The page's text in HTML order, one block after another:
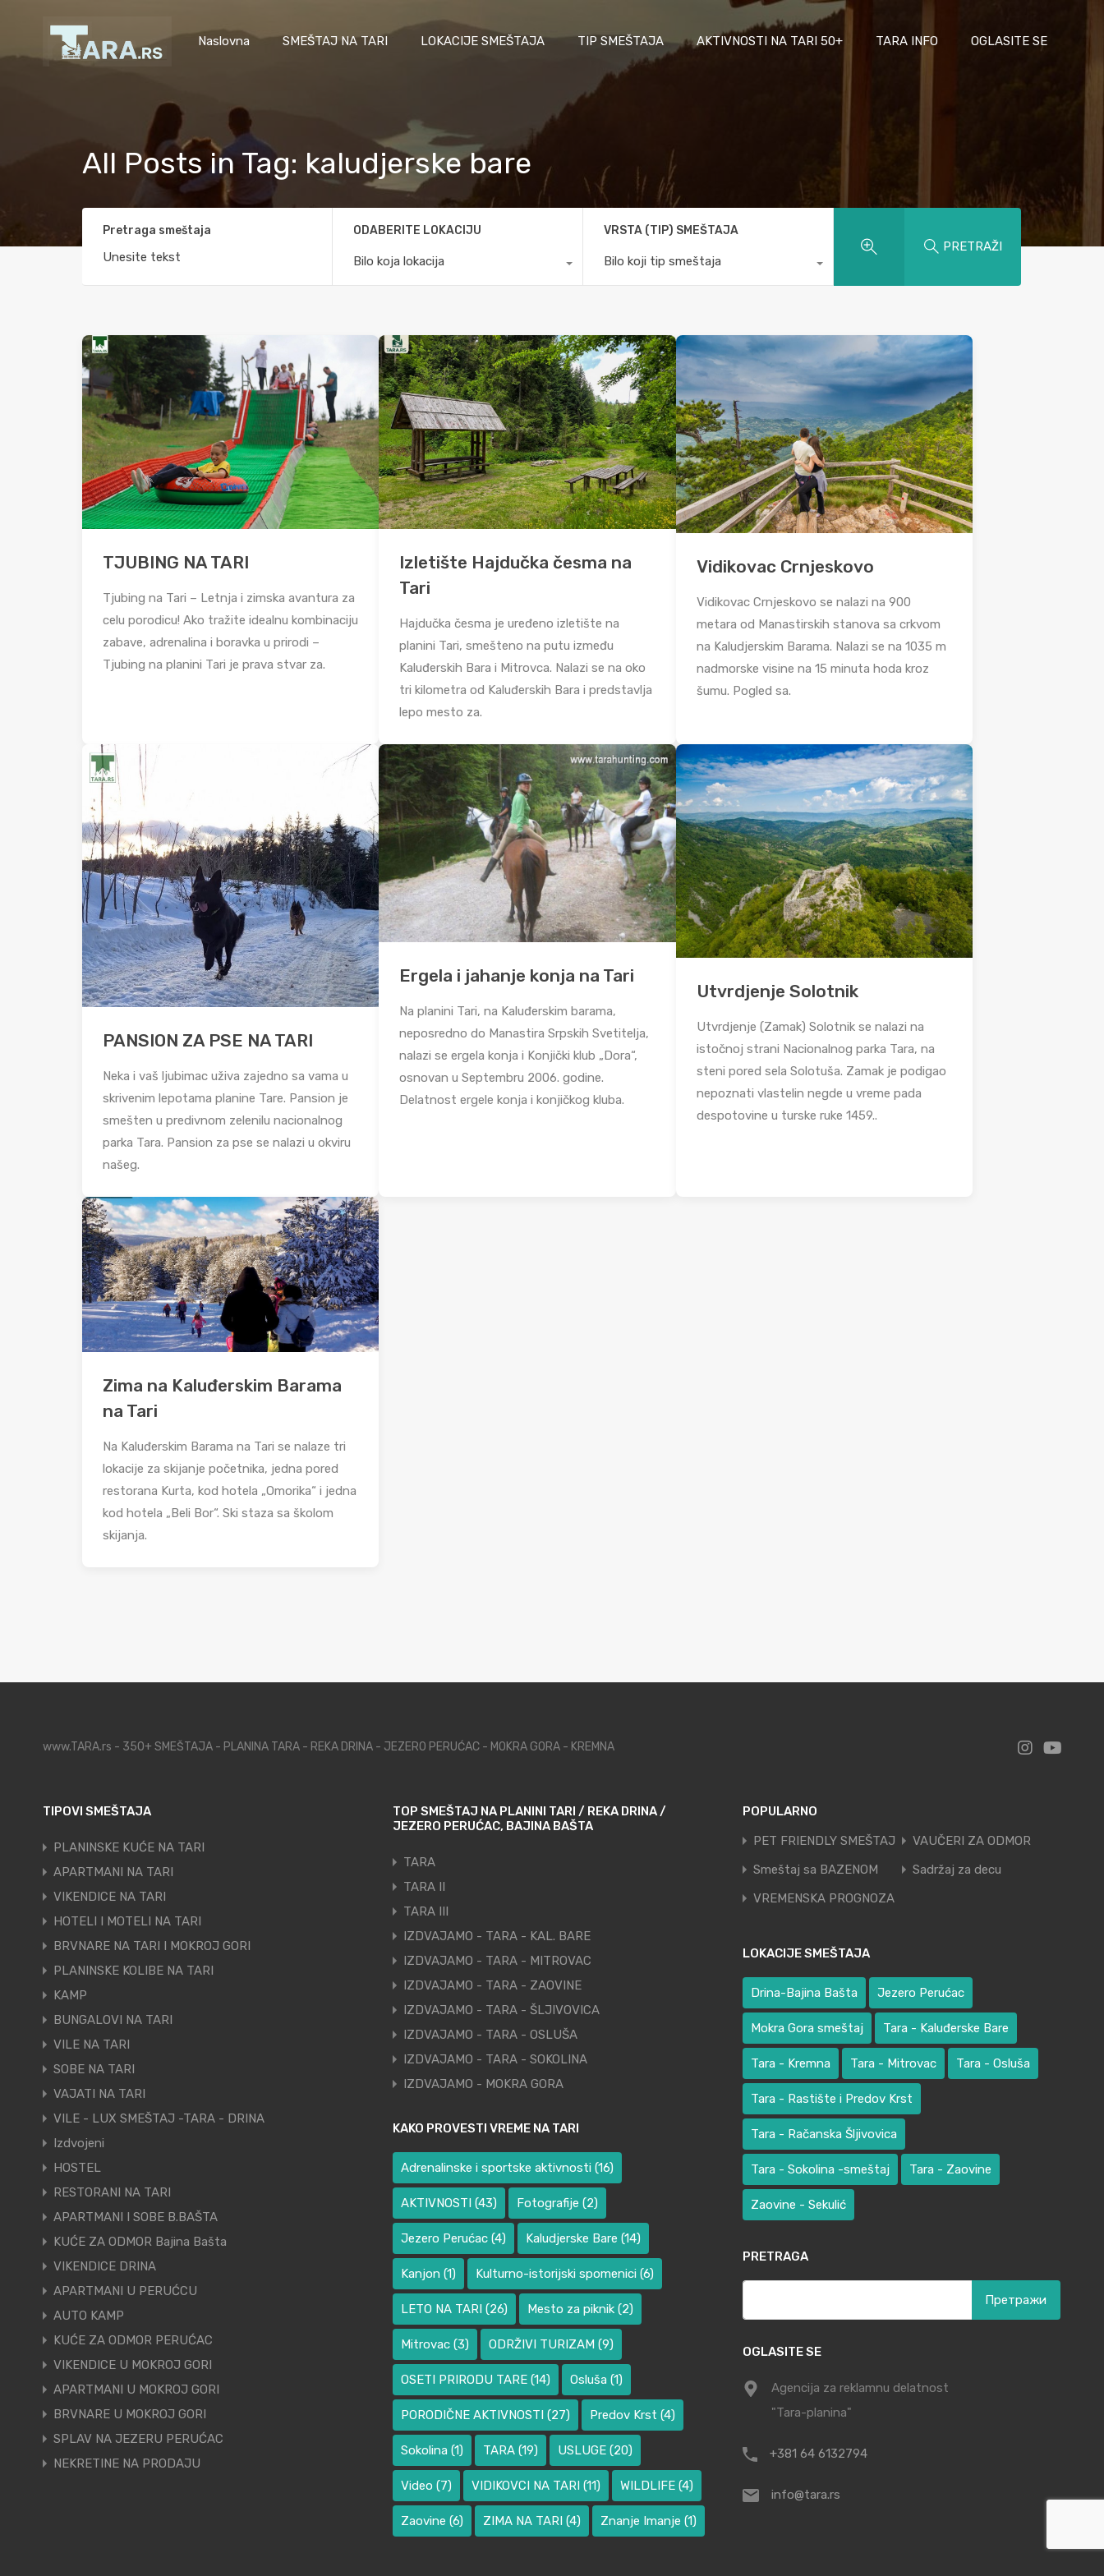
Naslovna SMEŠTAJ NA TARI LOKACIJE SMEŠTAJA TIP SMEŠTAJA AKTIVNOSTI NA TARI 50+ TARA INFO OGLASITE SE
All Posts in Tag: kaludjerske bare
Pretraga smeštaja ODABERITE LOKACIJU
Bilo koja lokacija
VRSTA (TIP) SMEŠTAJA
Bilo koji tip smeštaja
PRETRAŽI
TJUBING NA TARI
Tjubing na Tari – Letnja i zimska avantura za
celu porodicu! Ako tražite idealnu kombinaciju
zabave, adrenalina i boravka u prirodi –
Tjubing na planini Tari je prava stvar za.
Izletište Hajdučka česma na
Tari
Hajdučka česma je uređeno izletište na
planini Tari, smešteno na putu između
Kaluđerskih Bara i Mitrovca. Nalazi se na oko
tri kilometra od Kaluđerskih Bara i predstavlja
lepo mesto za.
Vidikovac Crnjeskovo
Vidikovac Crnjeskovo se nalazi na 900
metara od Manastirskih stanova sa crkvom
na Kaludjerskim Barama. Nalazi se na 1035 m
nadmorske visine na 15 minuta hoda kroz
šumu. Pogled sa.
PANSION ZA PSE NA TARI
Neka i vaš ljubimac uživa zajedno sa vama u
skrivenim lepotama planine Tare. Pansion je
smešten u predivnom zelenilu nacionalnog
parka Tara. Pansion za pse se nalazi u okviru
našeg.
Ergela i jahanje konja na Tari
Na planini Tari, na Kaluđerskim barama,
neposredno do Manastira Srpskih Svetitelja,
nalazi se ergela konja i Konjički klub „Dora“,
osnovan u Septembru 2006. godine.
Delatnost ergele konja i konjičkog kluba.
Utvrdjenje Solotnik
Utvrdjenje (Zamak) Solotnik se nalazi na
istočnoj strani Nacionalnog parka Tara, na
steni pored sela Solotuša. Zamak je podigao
nepoznati vlastelin negde u vreme pada
despotovine u turske ruke 1459..
Zima na Kaluđerskim Barama
na Tari
Na Kaluđerskim Barama na Tari se nalaze tri
lokacije za skijanje početnika, jedna pored
restorana Kurta, kod hotela „Omorika“ i jedna
kod hotela „Beli Bor“. Ski staza sa školom
skijanja.
www.TARA.rs - 350+ SMEŠTAJA - PLANINA TARA - REKA DRINA - JEZERO PERUĆAC - MOKRA GORA - KREMNA
TIPOVI SMEŠTAJA
PLANINSKE KUĆE NA TARI
APARTMANI NA TARI
VIKENDICE NA TARI
HOTELI I MOTELI NA TARI
BRVNARE NA TARI I MOKROJ GORI
PLANINSKE KOLIBE NA TARI
KAMP
BUNGALOVI NA TARI
VILE NA TARI
SOBE NA TARI
VAJATI NA TARI
VILE - LUX SMEŠTAJ -TARA - DRINA
Izdvojeni
HOSTEL
RESTORANI NA TARI
APARTMANI I SOBE B.BAŠTA
KUĆE ZA ODMOR Bajina Bašta
VIKENDICE DRINA
APARTMANI U PERUĆCU
AUTO KAMP
KUĆE ZA ODMOR PERUĆAC
VIKENDICE U MOKROJ GORI
APARTMANI U MOKROJ GORI
BRVNARE U MOKROJ GORI
SPLAV NA JEZERU PERUĆAC
NEKRETINE NA PRODAJU
TOP SMEŠTAJ NA PLANINI TARI / REKA DRINA /
JEZERO PERUĆAC, BAJINA BAŠTA
TARA
TARA II
TARA III
IZDVAJAMO - TARA - KAL. BARE
IZDVAJAMO - TARA - MITROVAC
IZDVAJAMO - TARA - ZAOVINE
IZDVAJAMO - TARA - ŠLJIVOVICA
IZDVAJAMO - TARA - OSLUŠA
IZDVAJAMO - TARA - SOKOLINA
IZDVAJAMO - MOKRA GORA
KAKO PROVESTI VREME NA TARI
Adrenalinske i sportske aktivnosti (16)
AKTIVNOSTI (43) Fotografije (2)
Jezero Perućac (4) Kaludjerske Bare (14)
Kanjon (1) Kulturno-istorijski spomenici (6)
LETO NA TARI (26) Mesto za piknik (2)
Mitrovac (3) ODRŽIVI TURIZAM (9)
OSETI PRIRODU TARE (14) Osluša (1)
PORODIČNE AKTIVNOSTI (27) Predov Krst (4)
Sokolina (1) TARA (19) USLUGE (20)
Video (7) VIDIKOVCI NA TARI (11) WILDLIFE (4)
Zaovine (6) ZIMA NA TARI (4) Znanje Imanje (1)
POPULARNO
PET FRIENDLY SMEŠTAJ
VAUČERI ZA ODMOR
Smeštaj sa BAZENOM
Sadržaj za decu
VREMENSKA PROGNOZA
LOKACIJE SMEŠTAJA
Drina-Bajina Bašta Jezero Perućac
Mokra Gora smeštaj Tara - Kaluđerske Bare
Tara - Kremna Tara - Mitrovac Tara - Osluša
Tara - Rastište i Predov Krst
Tara - Račanska Šljivovica
Tara - Sokolina -smeštaj Tara - Zaovine
Zaovine - Sekulić
PRETRAGA
за:
OGLASITE SE
Agencija za reklamnu delatnost
"Tara-planina"
+381 64 6132794
info@tara.rs